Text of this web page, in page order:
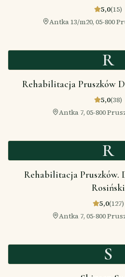
5,0(15)
Antka 13/m20, 05-800
R
Rehabilitacja Pruszków
5,0(38)
Antka 7, 05-800
R
Rehabilitacja Pruszków.
Rosiński
5,0(127)
Antka 7, 05-800
S